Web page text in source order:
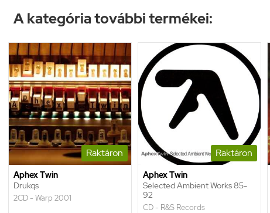
A kategória további termékei:
Raktáron
Aphex Twin
Drukqs
2CD - Warp 2001
Raktáron
Aphex Twin
Selected Ambient Works 85-
92
CD - R&S Records